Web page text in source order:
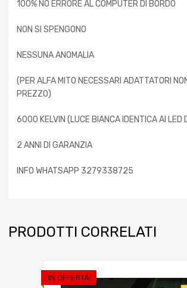
100% NO ERRORE AL COMPUTER DI BORDO
NON SI SPENGONO
NESSUNA ANOMALIA
(PER ALFA MITO NECESSARI ADATTATORI
PREZZO)
6000 KELVIN (LUCE BIANCA IDENTICA AI LED
2 ANNI DI GARANZIA
INFO WHATSAPP 3279338725
PRODOTTI CORRELATI
IN OFFERTA!